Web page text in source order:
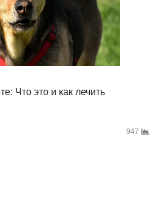
Что это и как лечить
947